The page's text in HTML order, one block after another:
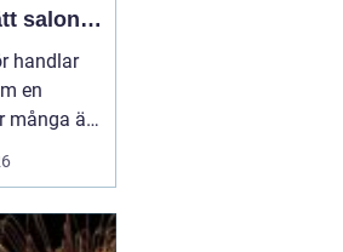
salong
och
handlar
en
många är
i
att